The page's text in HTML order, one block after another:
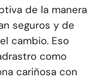
de la manera
seguros y de
cambio. Eso
como
cariñosa con